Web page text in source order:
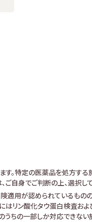
す。特定の医薬品を処方す
自身でご判断の上、選択して
用が認められているもの
はリン酸化タウ蛋白検査お
ちの一部しか対応できない